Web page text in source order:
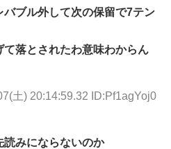
ブル外して次の保留で7テン
て落とされたわ意味わからん
土) 20:14:59.32 ID:Pf1agYoj0
読みにならないのか